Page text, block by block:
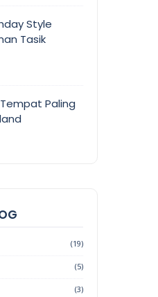
Style
Tasik
Paling
(19)
(5)
(3)